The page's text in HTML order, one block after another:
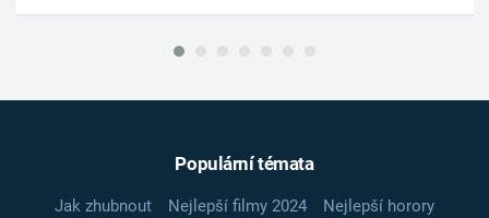
Populární témata
Jak zhubnout Nejlepší filmy 2024
Nejlepší horory